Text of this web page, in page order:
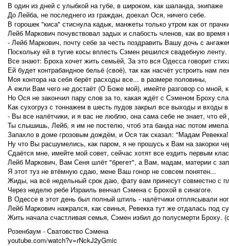
В один из дней с улыбкой на губе, в широком, как шаланда, экипаже
До Лейба, не последнего из граждан, доехал Ося, ничего себе.
В горошек "киса" стиснула кадык, манжеты только утром как от
Лейб Маркович почувствовал задых и слабость членов, как во время
- Лейб Маркович, почту себе за честь поздравить Вашу дочь с
Поскольку ей в тугие косы вплесть Сэмен решился свадебную ленту.
Все знают: Броха хочет жить семьёй, За это вся Одесса говорит
Ей будет контрабандное бельё (своё), так как насчёт устроить нам
Моя контора на себя берёт расходы все... в размере половины,
А ежли Вам чего не достаёт (О Боже мой), имейте разговор со мной,
Но Ося не закончил пару слов за то, какая ждёт с Сэменом Броху
Как сухогруз с тоннажем в шесть пудов закрыл все выходы и входы в
- Вы все налётчики, и я вас не люблю, она сама себе не знает, что ей
Ты слышишь, Лейб, я им не постелю, чтоб эта банда нас потом
Запахло в доме грозовым дождём, и Ося так сказал: "Мадам Ревекка!
Ну что Вы расшумелись, как паром, я не прошусь к Вам на закорки
Сдаётся мне, имейте мой совет, сейчас хотят все ездить первым
Лейб Маркович, Вам Сеня шлёт "брегет", а Вам, мадам, материи с
Я этот туз не втёмную сдаю, мене Ваш гонор не совсем понятен...
Жиды, на всё недельный срок даю, фату вам принесут совместно с
Через неделю ребе Израиль венчал Сэмена с Брохой в синагоге.
В Одессе в этот день был полный штиль - налётчики отплясывали
Лейб Маркович нажрался, как свинья, Ревекка тут же отдалась под
Жить начала счастливая семья, Сэмен избил до полусмерти Броху.
Розенбаум - Сватовство Сэмена
youtube.com/watch?v=rNckJ2yGmic